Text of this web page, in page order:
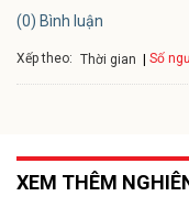
(0) Bình luận
Xếp theo: Thời gian Số
XEM THÊM